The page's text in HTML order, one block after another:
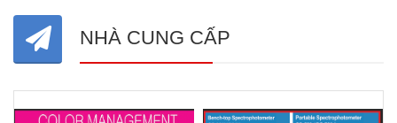
NHÀ CUNG CẤP